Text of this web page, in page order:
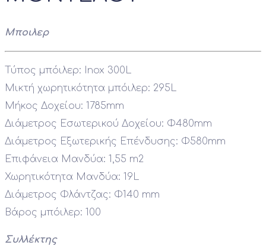
Μποιλερ
Τύπος μπόιλερ: Inox 300L
Μικτή χωρητικότητα μπόιλερ: 295L
Μήκος Δοχείου: 1785mm
Διάμετρος Εσωτερικού Δοχείου: Φ480mm
Διάμετρος Εξωτερικής Επένδυσης: Φ580mm
Επιφάνεια Μανδύα: 1,55 m2
Χωρητικότητα Μανδύα: 19L
Διάμετρος Φλάντζας: Φ140 mm
Βάρος μπόιλερ: 100
Συλλέκτης